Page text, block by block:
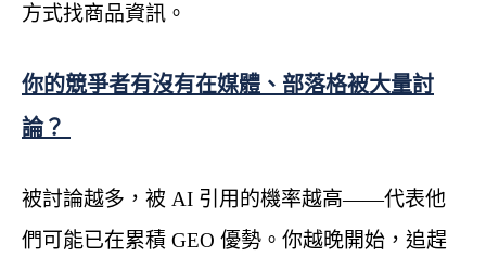
方式找商品資訊。
你的競爭者有沒有在媒體、部落格被大量討
論？
被討論越多，被 AI 引用的機率越高——代表他
們可能已在累積 GEO 優勢。你越晚開始，追趕